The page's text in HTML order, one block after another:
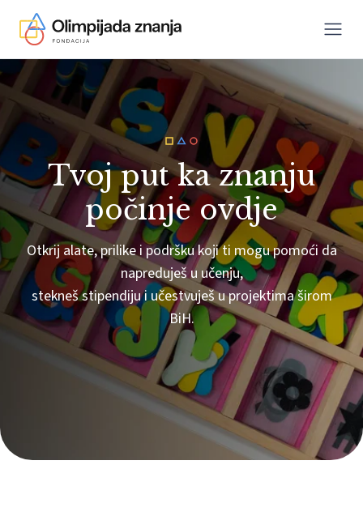
Skip to content
Menu
Tvoj put ka znanju
počinje ovdje
Otkrij alate, prilike i podršku koji ti mogu pomoći da
napreduješ u učenju,
stekneš stipendiju i učestvuješ u projektima širom
BiH.